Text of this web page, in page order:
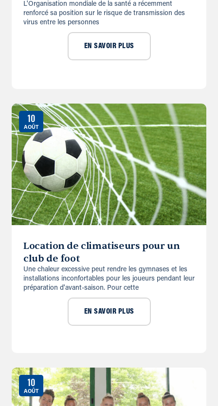
L'Organisation mondiale de la santé a récemment
renforcé sa position sur le risque de transmission des
virus entre les personnes
EN SAVOIR PLUS
10
AOÛT
Location de climatiseurs pour un
club de foot
Une chaleur excessive peut rendre les gymnases et les
installations inconfortables pour les joueurs pendant leur
préparation d'avant-saison. Pour cette
EN SAVOIR PLUS
10
AOÛT